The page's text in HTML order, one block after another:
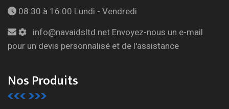
08:30 à 16:00 Lundi - Vendredi
info@navaidsltd.net Envoyez-nous un e-mail
pour un devis personnalisé et de l'assistance
Nos Produits